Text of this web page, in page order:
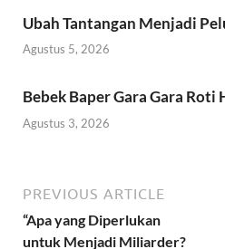
Ubah Tantangan Menjadi
Agustus 5, 2026
Bebek Baper Gara Gara Roti
Agustus 3, 2026
PREVIOUS ARTICLE
“Apa yang Diperlukan
untuk Menjadi Miliarder?